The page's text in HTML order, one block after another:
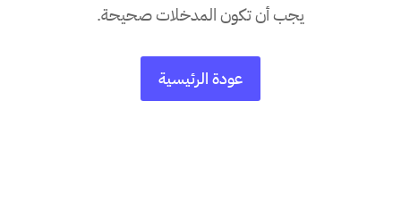
يجب أن تكون المدخلات صحيحة.
عودة الرئيسية